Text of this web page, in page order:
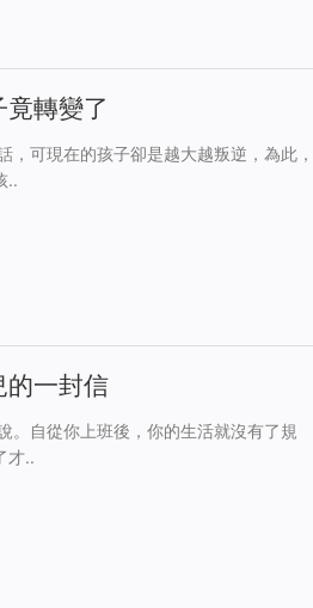
轉變了
可現在的孩子卻是越大越叛逆，為此，
..
的一封信
。自從你上班後，你的生活就沒有了規
才..